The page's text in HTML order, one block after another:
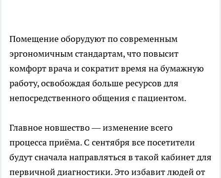
Помещение оборудуют по современным
эргономичным стандартам, что повысит
комфорт врача и сократит время на бумажную
работу, освобождая больше ресурсов для
непосредственного общения с пациентом.
Главное новшество — изменение всего
процесса приёма. С сентября все посетители
будут сначала направляться в такой кабинет для
первичной диагностики. Это избавит людей от